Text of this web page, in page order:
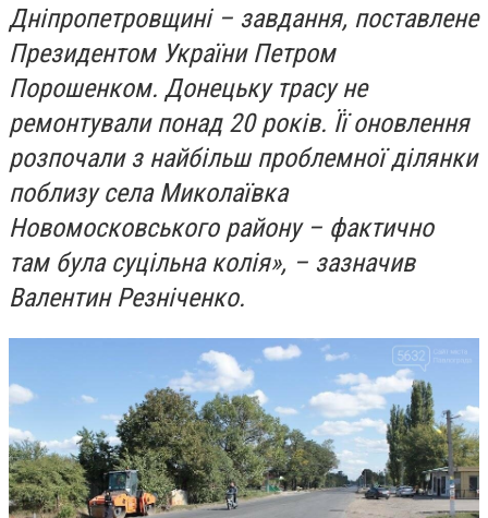
Дніпропетровщині – завдання, поставлене
Президентом України Петром
Порошенком. Донецьку трасу не
ремонтували понад 20 років. Її оновлення
розпочали з найбільш проблемної ділянки
поблизу села Миколаївка
Новомосковського району – фактично
там була суцільна колія», – зазначив
Валентин Резніченко.